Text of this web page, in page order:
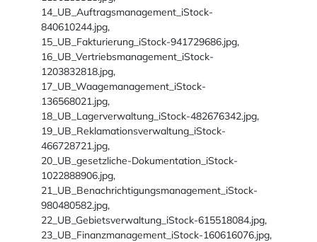
14_UB_Auftragsmanagement_iStock-
840610244.jpg,
15_UB_Fakturierung_iStock-941729686.jpg,
16_UB_Vertriebsmanagement_iStock-
1203832818.jpg,
17_UB_Waagemanagement_iStock-
136568021.jpg,
18_UB_Lagerverwaltung_iStock-482676342.jpg,
19_UB_Reklamationsverwaltung_iStock-
466728721.jpg,
20_UB_gesetzliche-Dokumentation_iStock-
1022888906.jpg,
21_UB_Benachrichtigungsmanagement_iStock-
980480582.jpg,
22_UB_Gebietsverwaltung_iStock-615518084.jpg,
23_UB_Finanzmanagement_iStock-160616076.jpg,